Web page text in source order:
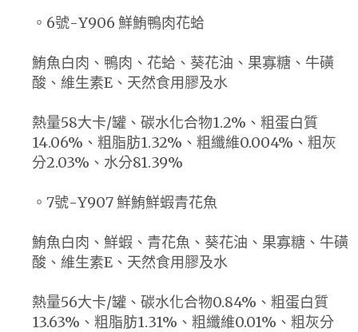
。6號-Y906 鮮鮪鴨肉花蛤
鮪魚白肉、鴨肉、花蛤、葵花油、果寡糖、牛磺
酸、維生素E、天然食用膠及水
熱量58大卡/罐、碳水化合物1.2%、粗蛋白質
14.06%、粗脂肪1.32%、粗纖維0.004%、粗灰
分2.03%、水分81.39%
。7號-Y907 鮮鮪鮮蝦青花魚
鮪魚白肉、鮮蝦、青花魚、葵花油、果寡糖、牛磺
酸、維生素E、天然食用膠及水
熱量56大卡/罐、碳水化合物0.84%、粗蛋白質
13.63%、粗脂肪1.31%、粗纖維0.01%、粗灰分